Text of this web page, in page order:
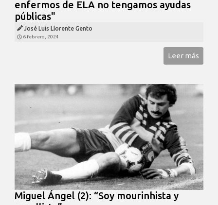
enfermos de ELA no tengamos ayudas
públicas"
José Luis Llorente Gento
6 febrero, 2024
Leer más
Miguel Ángel (2): “Soy mourinhista y